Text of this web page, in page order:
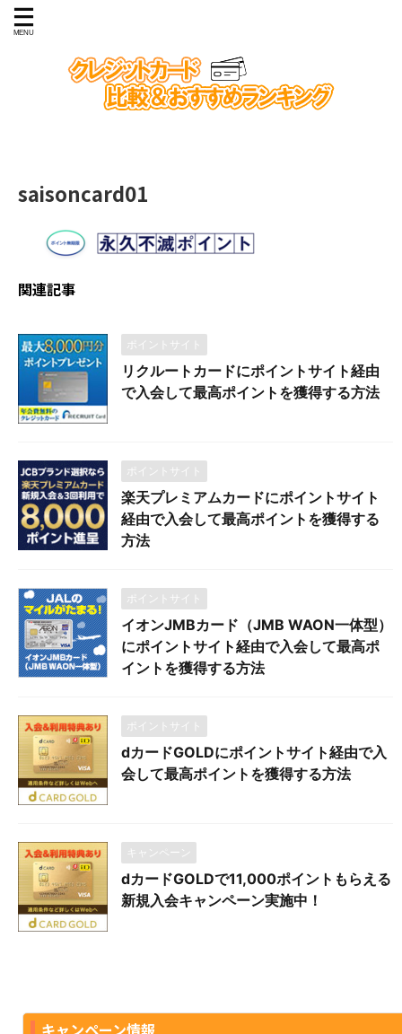
saisoncard01
関連記事
ポイントサイト
リクルートカードにポイントサイト経由
で入会して最高ポイントを獲得する方法
ポイントサイト
楽天プレミアムカードにポイントサイト
経由で入会して最高ポイントを獲得する
方法
ポイントサイト
イオンJMBカード（JMB WAON一体型）
にポイントサイト経由で入会して最高ポ
イントを獲得する方法
ポイントサイト
dカードGOLDにポイントサイト経由で入
会して最高ポイントを獲得する方法
キャンペーン
dカードGOLDで11,000ポイントもらえる
新規入会キャンペーン実施中！
キャンペーン情報